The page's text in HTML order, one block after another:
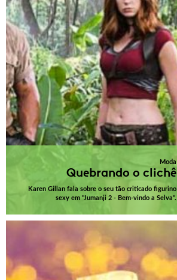
Moda
Quebrando o clichê
Karen Gillan fala sobre o seu tão criticado figurino
sexy em "Jumanji 2 - Bem-vindo a Selva".